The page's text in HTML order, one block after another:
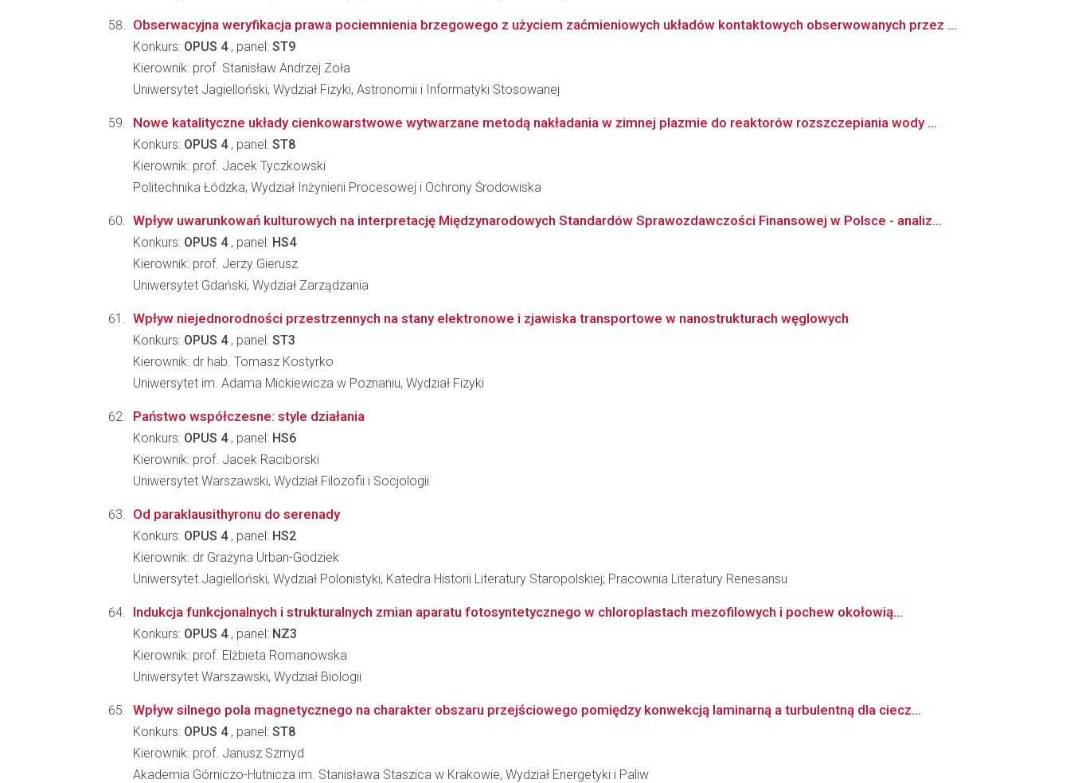
Obserwacyjna weryfikacja prawa pociemnienia brzegowego z użyciem zaćmieniowych układów kontaktowych obserwowanych przez ...
Konkurs: OPUS 4, panel: ST9
Kierownik: prof. Stanisław Andrzej Zoła
Uniwersytet Jagielloński, Wydział Fizyki, Astronomii i Informatyki Stosowanej
Nowe katalityczne układy cienkowarstwowe wytwarzane metodą nakładania w zimnej plazmie do reaktorów rozszczepiania wody ...
Konkurs: OPUS 4, panel: ST8
Kierownik: prof. Jacek Tyczkowski
Politechnika Łódzka, Wydział Inżynierii Procesowej i Ochrony Środowiska
Wpływ uwarunkowań kulturowych na interpretację Międzynarodowych Standardów Sprawozdawczości Finansowej w Polsce - analiz...
Konkurs: OPUS 4, panel: HS4
Kierownik: prof. Jerzy Gierusz
Uniwersytet Gdański, Wydział Zarządzania
Wpływ niejednorodności przestrzennych na stany elektronowe i zjawiska transportowe w nanostrukturach węglowych
Konkurs: OPUS 4, panel: ST3
Kierownik: dr hab. Tomasz Kostyrko
Uniwersytet im. Adama Mickiewicza w Poznaniu, Wydział Fizyki
Państwo współczesne: style działania
Konkurs: OPUS 4, panel: HS6
Kierownik: prof. Jacek Raciborski
Uniwersytet Warszawski, Wydział Filozofii i Socjologii
Od paraklausithyronu do serenady
Konkurs: OPUS 4, panel: HS2
Kierownik: dr Grażyna Urban-Godziek
Uniwersytet Jagielloński, Wydział Polonistyki, Katedra Historii Literatury Staropolskiej; Pracownia Literatury Renesansu
Indukcja funkcjonalnych i strukturalnych zmian aparatu fotosyntetycznego w chloroplastach mezofilowych i pochew okołowią...
Konkurs: OPUS 4, panel: NZ3
Kierownik: prof. Elżbieta Romanowska
Uniwersytet Warszawski, Wydział Biologii
Wpływ silnego pola magnetycznego na charakter obszaru przejściowego pomiędzy konwekcją laminarną a turbulentną dla ciecz...
Konkurs: OPUS 4, panel: ST8
Kierownik: prof. Janusz Szmyd
Akademia Górniczo-Hutnicza im. Stanisława Staszica w Krakowie, Wydział Energetyki i Paliw